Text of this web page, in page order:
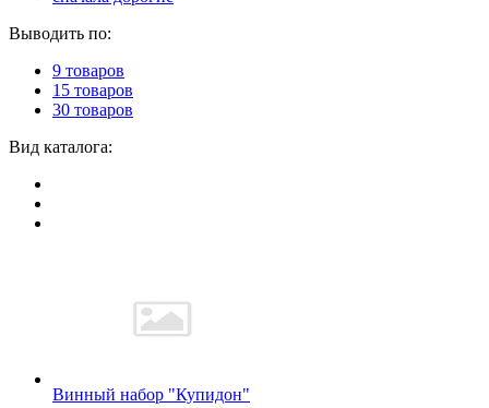
Выводить по:
9 товаров
15 товаров
30 товаров
Вид каталога:
Винный набор "Купидон"